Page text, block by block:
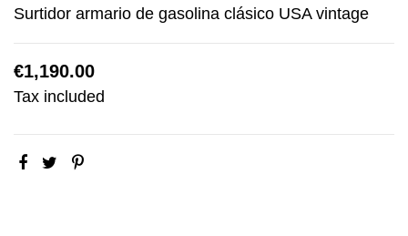
Surtidor armario de gasolina clásico USA vintage
€1,190.00
Tax included